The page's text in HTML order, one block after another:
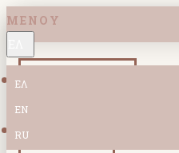
ΜΕΝΟΎ
ΕΛ
EN
RU
ΝΕΕΣ ΑΦΙΞΕΙΣ
ΚΟΛΕΞΙΟΝ